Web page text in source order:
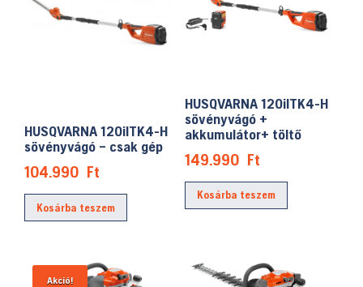
HUSQVARNA 120ilTK4-H
sövényvágó – csak gép
104.990 Ft
Kosárba teszem
HUSQVARNA 120ilTK4-H
sövényvágó +
akkumulátor+ töltő
149.990 Ft
Kosárba teszem
Akció!